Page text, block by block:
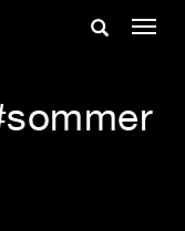
Suche